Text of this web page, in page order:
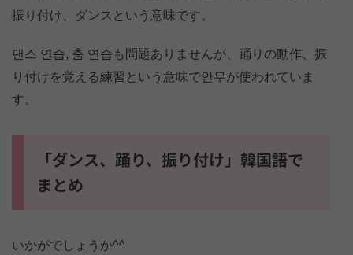
振り付け、ダンスという意味です。
댄스 연습, 춤 연습も問題ありませんが、踊りの動作、振
り付けを覚える練習という意味で안무が使われていま
す。
「ダンス、踊り、振り付け」韓国語で
まとめ
いかがでしょうか^^